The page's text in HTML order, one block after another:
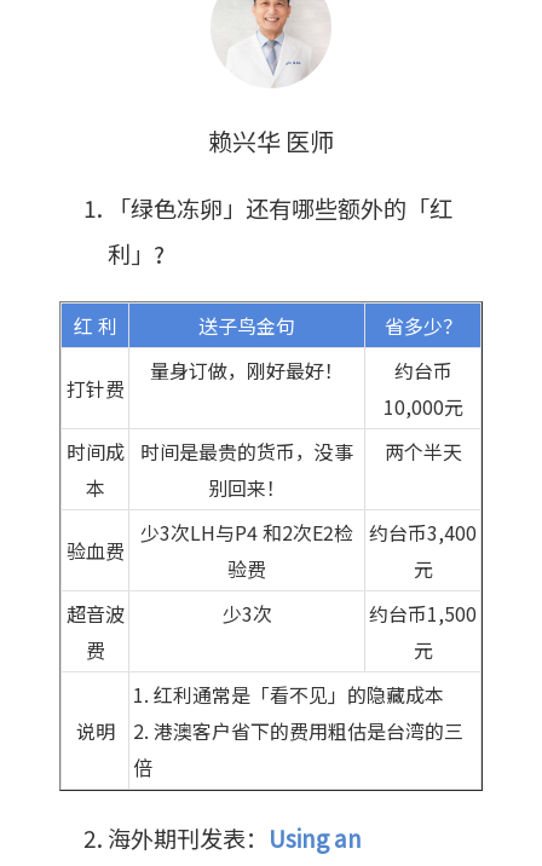
赖兴华 医师
「绿色冻卵」还有哪些额外的「红
利」 ?
红 利 送子鸟金句 省多少？
打针费
量身订做，刚好最好！
约台币
10,000元
时间成
本
时间是最贵的货币，没事
别回来！
两个半天
验血费
少3次LH与P4 和2次E2检
验费
约台币3,400
元
超音波
费
少3次
约台币1,500
元
说明
1. 红利通常是「看不见」的隐藏成本
2. 港澳客户省下的费用粗估是台湾的三
倍
海外期刊发表： Using an